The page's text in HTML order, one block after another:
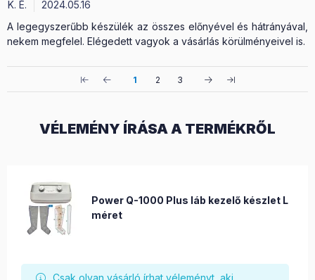
K. É.
2024.05.16
A legegyszerűbb készülék az összes előnyével és hátrányával,
nekem megfelel. Elégedett vagyok a vásárlás körülményeivel is.
1 2 3
VÉLEMÉNY ÍRÁSA A TERMÉKRŐL
Power Q-1000 Plus láb kezelő készlet L
méret
Csak olyan vásárló írhat véleményt, aki